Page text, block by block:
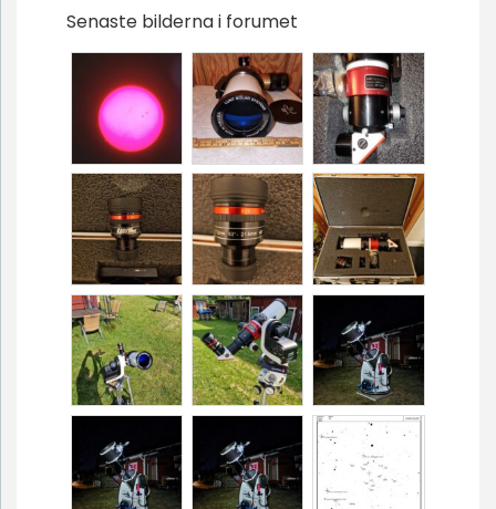
Senaste bilderna i forumet